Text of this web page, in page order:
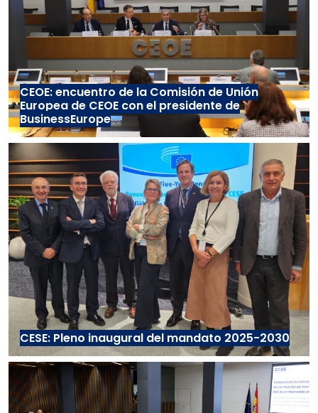
CEOE: encuentro de la Comisión de Unión
Europea de CEOE con el presidente de
BusinessEurope
CESE: Pleno inaugural del mandato 2025-2030